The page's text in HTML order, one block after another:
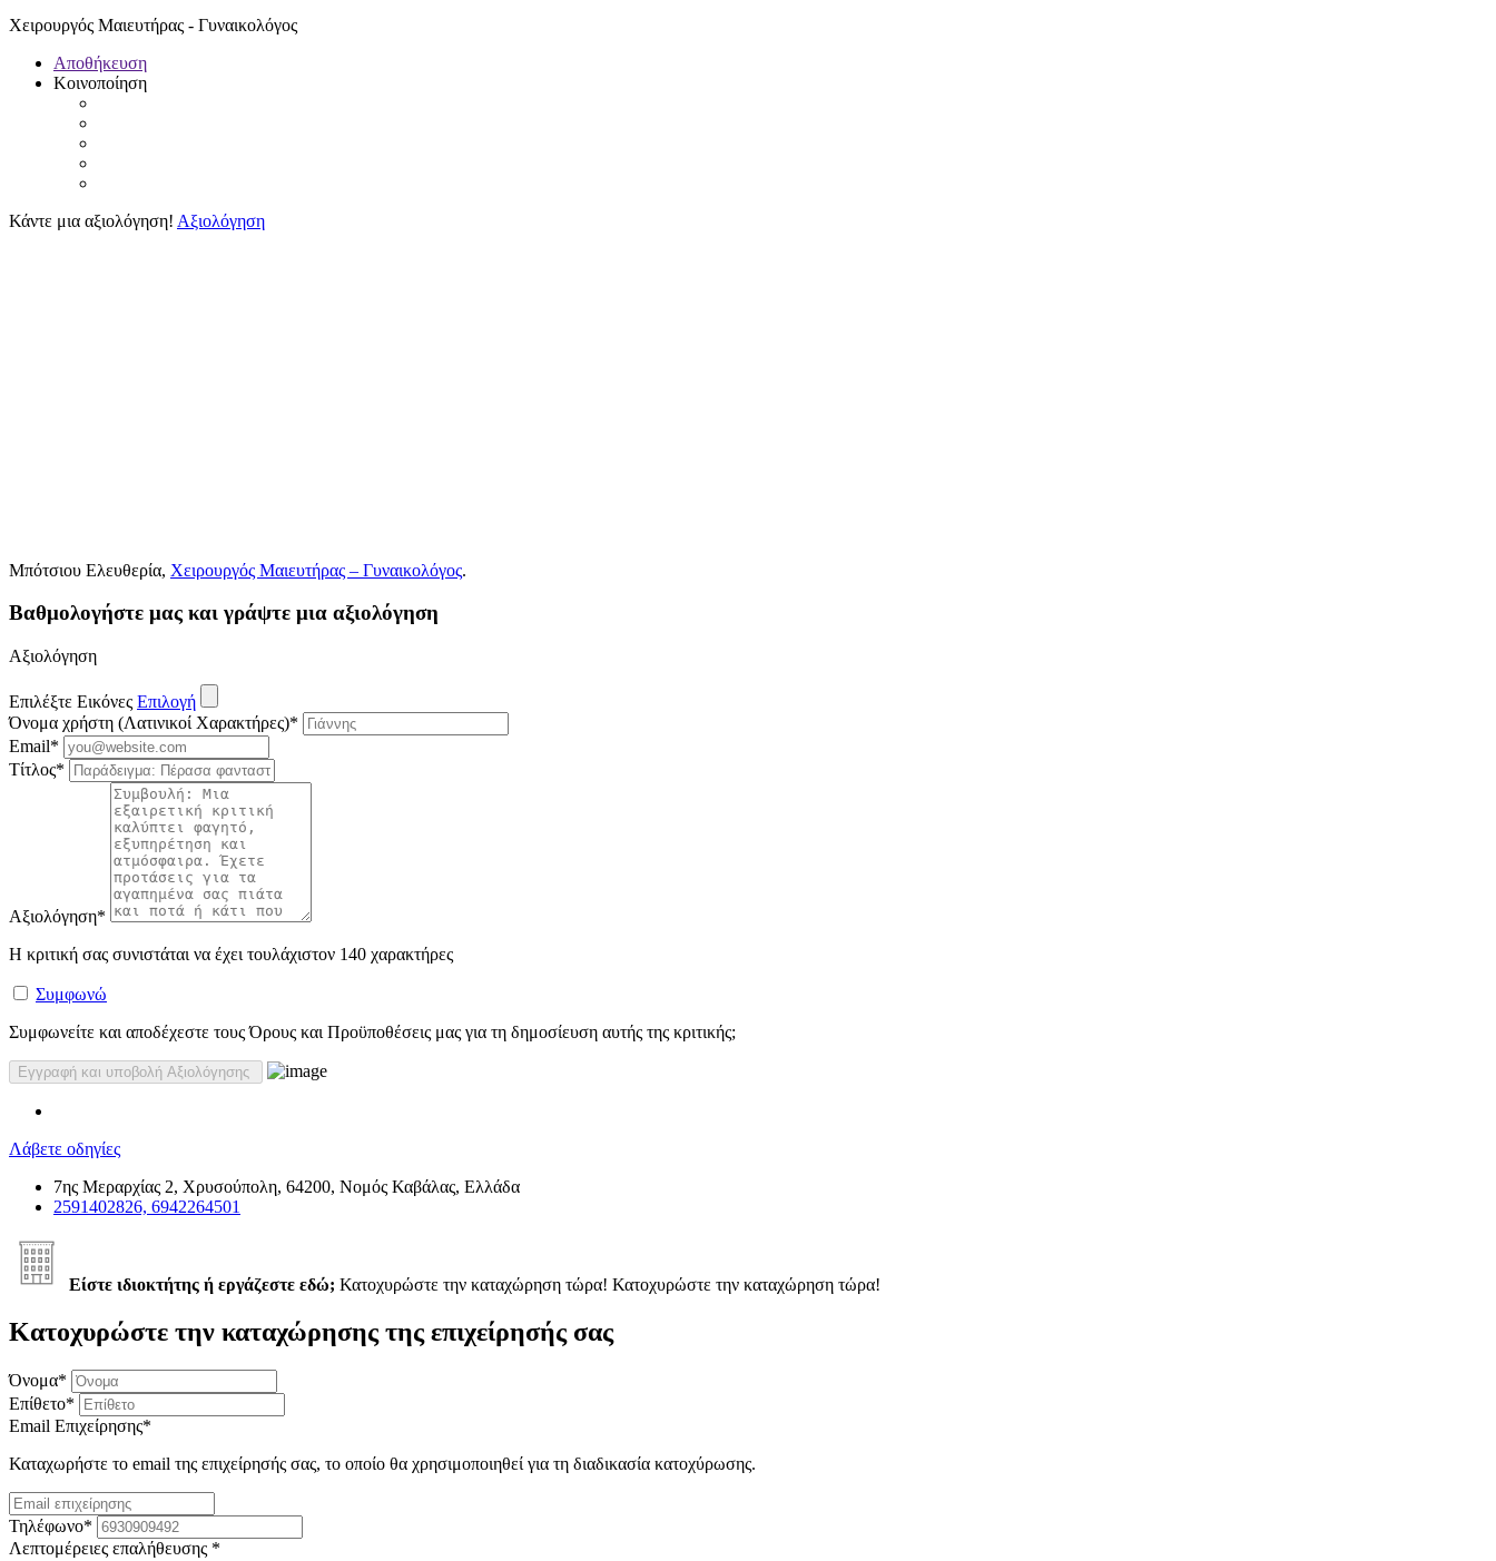
Χειρουργός Μαιευτήρας - Γυναικολόγος
Αποθήκευση
Κοινοποίηση
Κάντε μια αξιολόγηση! Αξιολόγηση
Μπότσιου Ελευθερία, Χειρουργός Μαιευτήρας – Γυναικολόγος.
Βαθμολογήστε μας και γράψτε μια αξιολόγηση
Αξιολόγηση
Επιλέξτε Εικόνες Επιλογή
Όνομα χρήστη (Λατινικοί Χαρακτήρες)*
Email*
Τίτλος*
Αξιολόγηση*
Η κριτική σας συνιστάται να έχει τουλάχιστον 140 χαρακτήρες
Συμφωνώ
Συμφωνείτε και αποδέχεστε τους Όρους και Προϋποθέσεις μας για τη δημοσίευση αυτής της κριτικής;
Λάβετε οδηγίες
7ης Μεραρχίας 2, Χρυσούπολη, 64200, Νομός Καβάλας, Ελλάδα
2591402826, 6942264501
Είστε ιδιοκτήτης ή εργάζεστε εδώ; Κατοχυρώστε την καταχώρηση τώρα! Κατοχυρώστε την καταχώρηση τώρα!
Κατοχυρώστε την καταχώρησης της επιχείρησής σας
Όνομα*
Επίθετο*
Email Επιχείρησης*
Καταχωρήστε το email της επιχείρησής σας, το οποίο θα χρησιμοποιηθεί για τη διαδικασία κατοχύρωσης.
Τηλέφωνο*
Λεπτομέρειες επαλήθευσης *